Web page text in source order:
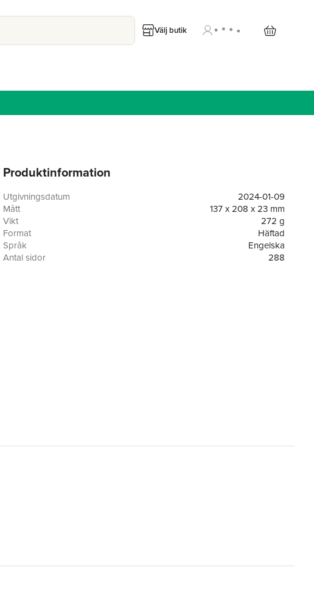
Välj butik
Produktinformation
Utgivningsdatum
2024-01-09
Mått
137 x 208 x 23 mm
Vikt
272 g
Format
Häftad
Språk
Engelska
Antal sidor
288